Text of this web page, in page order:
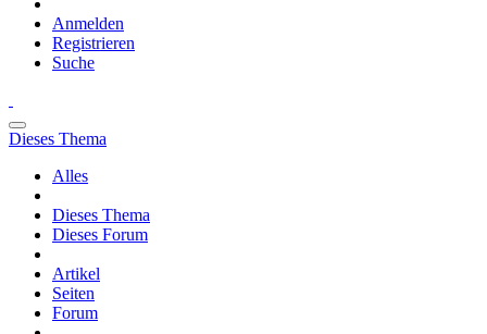
Anmelden
Registrieren
Suche
Dieses Thema
Alles
Dieses Thema
Dieses Forum
Artikel
Seiten
Forum